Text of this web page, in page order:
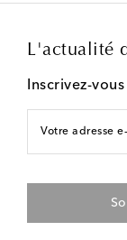
L'actualité
Inscrivez-
Votre adresse